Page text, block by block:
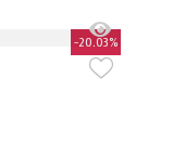
-20.03%